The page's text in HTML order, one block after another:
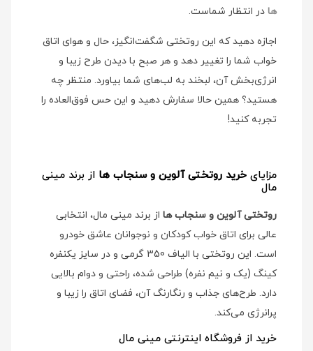
ها در انتظار شماست.
اجازه دهید که این روتختی شگفت‌انگیز، حال و هوای اتاق
خواب شما را تغییر دهد و هر صبح با دیدن طرح زیبا و
انرژی‌بخش آن، لبخند به لب‌های شما بیاورد. منتظر چه
هستید؟ همین حالا سفارش دهید و این حس فوق‌العاده را
تجربه کنید!
مزایای خرید روتختی آلوین و سنجاب ها از برند مینی
مال
روتختی آلوین و سنجاب ها از برند مینی مال، انتخابی
عالی برای اتاق خواب کودکان و نوجوانان عاشق خودرو
است. این روتختی با الیاف 350 گرمی و در سایز یکنفره
کینگ (یک و نیم نفره) طراحی شده، راحتی و دوام بالایی
دارد. طرح‌های جذاب و رنگارنگ آن، فضای اتاق را زیبا و
پرانرژی می‌کند.
خرید از فروشگاه اینترنتی مینی مال